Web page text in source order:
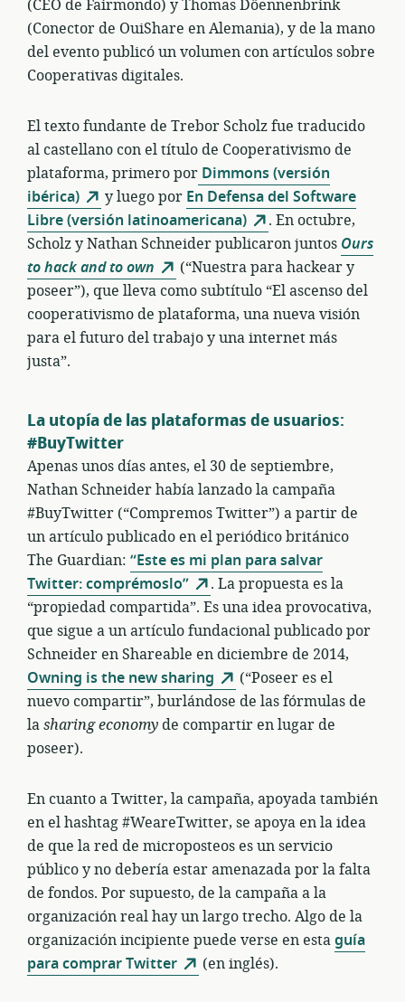
(CEO de Fairmondo) y Thomas Döennenbrink
(Conector de OuiShare en Alemania), y de la mano
del evento publicó un volumen con artículos sobre
Cooperativas digitales.
El texto fundante de Trebor Scholz fue traducido
al castellano con el título de Cooperativismo de
plataforma, primero por Dimmons (versión
ibérica)
y luego por En Defensa del Software
Libre (versión latinoamericana)
. En octubre,
Scholz y Nathan Schneider publicaron juntos Ours
to hack and to own
(“Nuestra para hackear y
poseer”), que lleva como subtítulo “El ascenso del
cooperativismo de plataforma, una nueva visión
para el futuro del trabajo y una internet más
justa”.
La utopía de las plataformas de usuarios:
#BuyTwitter
Apenas unos días antes, el 30 de septiembre,
Nathan Schneider había lanzado la campaña
#BuyTwitter (“Compremos Twitter”) a partir de
un artículo publicado en el periódico británico
The Guardian: “Este es mi plan para salvar
Twitter: comprémoslo”
. La propuesta es la
“propiedad compartida”. Es una idea provocativa,
que sigue a un artículo fundacional publicado por
Schneider en Shareable en diciembre de 2014,
Owning is the new sharing
(“Poseer es el
nuevo compartir”, burlándose de las fórmulas de
lasharing economy de compartir en lugar de
poseer).
En cuanto a Twitter, la campaña, apoyada también
en el hashtag #WeareTwitter, se apoya en la idea
de que la red de microposteos es un servicio
público y no debería estar amenazada por la falta
de fondos. Por supuesto, de la campaña a la
organización real hay un largo trecho. Algo de la
organización incipiente puede verse en estaguía
para comprar Twitter
(en inglés).